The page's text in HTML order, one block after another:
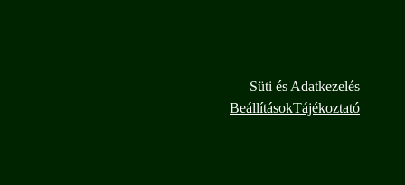
Süti és Adatkezelés
BeállításokTájékoztató